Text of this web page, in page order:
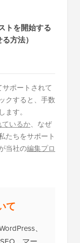
トを開始する
方法）
ポートされて
クすると、手数
す。
いるか、なぜ
たちをサポート
当社の編集プロ
て
、